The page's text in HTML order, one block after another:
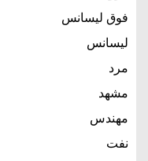
فوق لیسانس
لیسانس
مرد
مشهد
مهندس
نفت